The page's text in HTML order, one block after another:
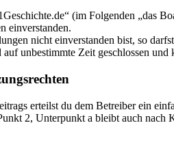
(im Folgenden „das
einverstanden.
nicht einverstanden bist, so
unbestimmte Zeit geschlossen
erteilst du dem Betreiber ein
2, Unterpunkt a bleibt auch nach